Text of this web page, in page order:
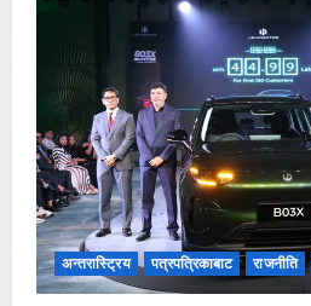
अन्तरास्ट्रिय पत्रपत्रिकाबाट राजनीति